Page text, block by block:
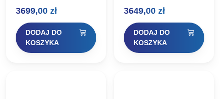
203cm 28g Wędka Daiwa
Black Jack to
bezkompromisowy,
turniejowy casting z
segmentu…
3699,00 zł
DODAJ DO
KOSZYKA
Powertune 203cm 18g
C68ML+ -SV/BF Skyray
68 Power Tune to
absolutny szczyt…
3649,00 zł
DODAJ DO
KOSZYKA